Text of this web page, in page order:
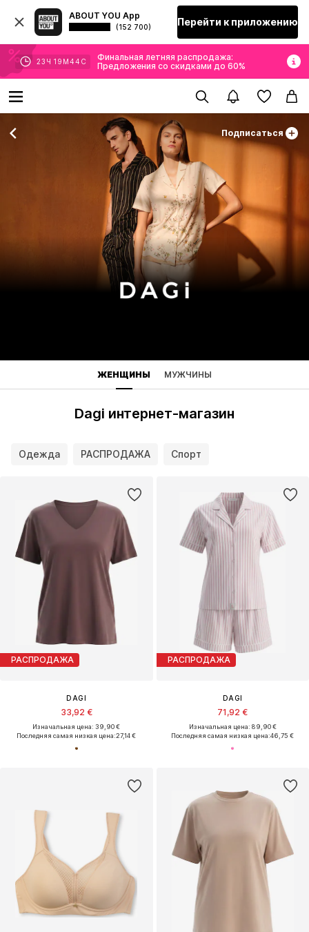
ABOUT YOU App
(152 700) Перейти к приложению
23 Ч 19 М 43 С
Финальная летняя распродажа:
Предложения со скидками до 60%
Подписаться
ЖЕНЩИНЫ МУЖЧИНЫ
Dagi интернет-магазин
Одежда РАСПРОДАЖА Спорт
РАСПРОДАЖА
DAGI
33,92 €
Изначальная цена: 39,90 €
Последняя самая низкая цена:27,14 €
РАСПРОДАЖА
DAGI
71,92 €
Изначальная цена: 89,90 €
Последняя самая низкая цена:46,75 €